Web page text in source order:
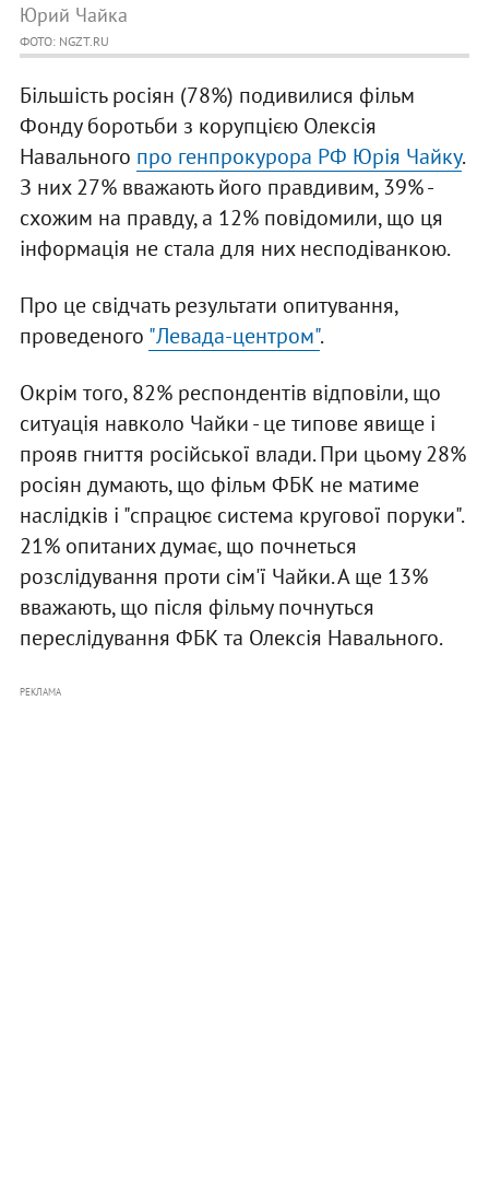
Юрий Чайка
ФОТО: NGZT.RU
Більшість росіян (78%) подивилися фільм
Фонду боротьби з корупцією Олексія
Навального про генпрокурора РФ Юрія Чайку.
З них 27% вважають його правдивим, 39% -
схожим на правду, а 12% повідомили, що ця
інформація не стала для них несподіванкою.
Про це свідчать результати опитування,
проведеного "Левада-центром".
Окрім того, 82% респондентів відповіли, що
ситуація навколо Чайки - це типове явище і
прояв гниття російської влади. При цьому 28%
росіян думають, що фільм ФБК не матиме
наслідків і "спрацює система кругової поруки".
21% опитаних думає, що почнеться
розслідування проти сім'ї Чайки. А ще 13%
вважають, що після фільму почнуться
переслідування ФБК та Олексія Навального.
РЕКЛАМА